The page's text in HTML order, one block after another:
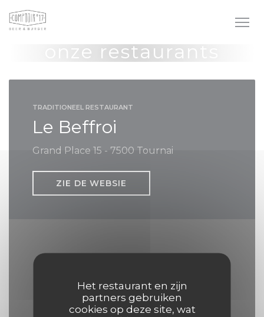
Cookies beheer paneel
Het restaurant en zijn
partners gebruiken
cookies op deze site, wat
onze restaurants
TRADITIONEEL RESTAURANT
Le Beffroi
Grand Place 15 - 7500 Tournai
ZIE DE WEBSIE